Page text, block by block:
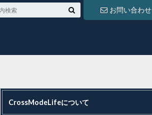
お問い合わせ
CrossModeLifeについて